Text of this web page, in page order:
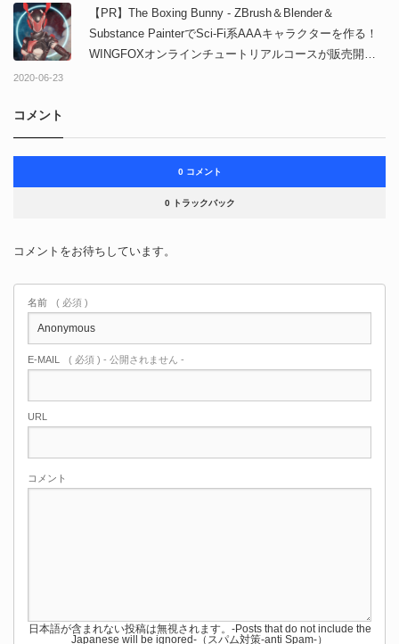
【PR】The Boxing Bunny - ZBrush＆Blender＆
Substance PainterでSci-Fi系AAAキャラクターを作る！
WINGFOXオンラインチュートリアルコースが販売開
2020-06-23
コメント
0 コメント
0 トラックバック
コメントをお待ちしています。
名前 ( 必須 )
E-MAIL ( 必須 ) - 公開されません -
URL
コメント
日本語が含まれない投稿は無視されます。-Posts that do not include the
Japanese will be ignored-（スパム対策-anti Spam-）